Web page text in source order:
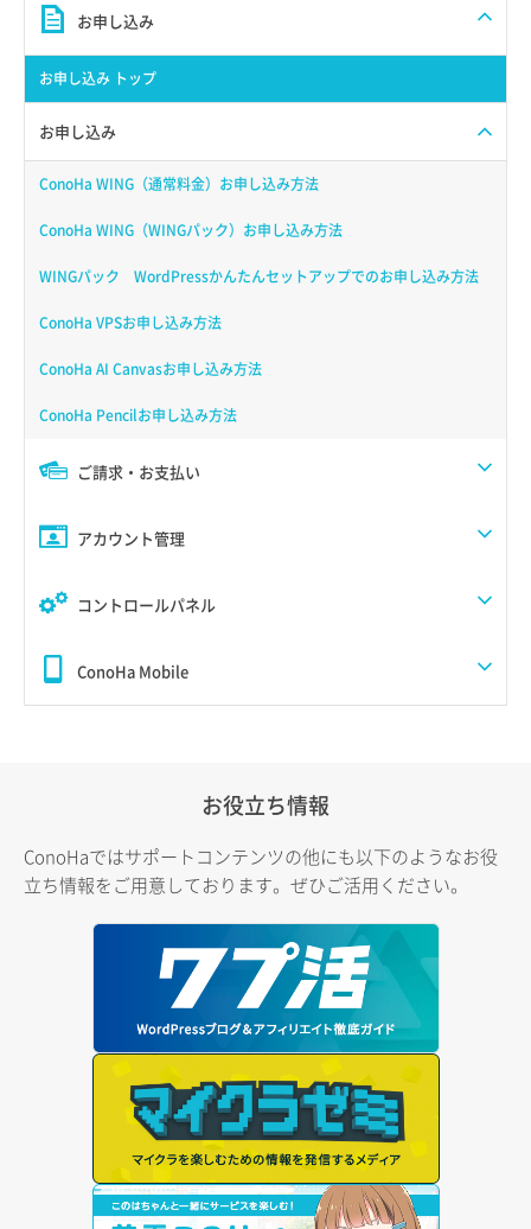
お申し込み
お申し込み トップ
お申し込み
ConoHa WING（通常料金）お申し込み方法
ConoHa WING（WINGパック）お申し込み方法
WINGパック WordPressかんたんセットアップでのお申し込み方法
ConoHa VPSお申し込み方法
ConoHa AI Canvasお申し込み方法
ConoHa Pencilお申し込み方法
ご請求・お支払い
アカウント管理
コントロールパネル
ConoHa Mobile
お役立ち情報
ConoHaではサポートコンテンツの他にも以下のようなお役
立ち情報をご用意しております。ぜひご活用ください。